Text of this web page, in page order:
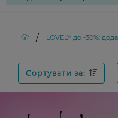
/ LOVELY до -30%:
Сортувати за: